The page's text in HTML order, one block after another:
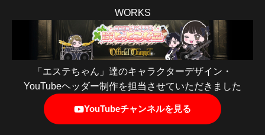
WORKS
「エステちゃん」達のキャラクターデザイン・
YouTubeヘッダー制作を担当させていただきました
YouTubeチャンネルを見る